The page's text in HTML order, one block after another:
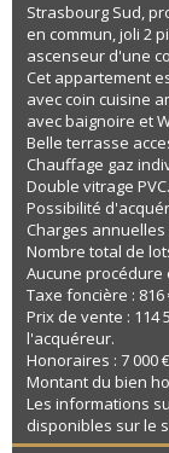
Strasbourg Sud,
en commun, joli 2
ascenseur d'une
Cet appartement
avec coin cuisine
avec baignoire et
Belle terrasse
Chauffage gaz
Double vitrage PVC.
Possibilité
Charges
Nombre total de
Aucune procédure
Taxe foncière : 816
Prix de vente : 114
l'acquéreur.
Honoraires : 7 000
Montant du bien
Les informations
disponibles sur le